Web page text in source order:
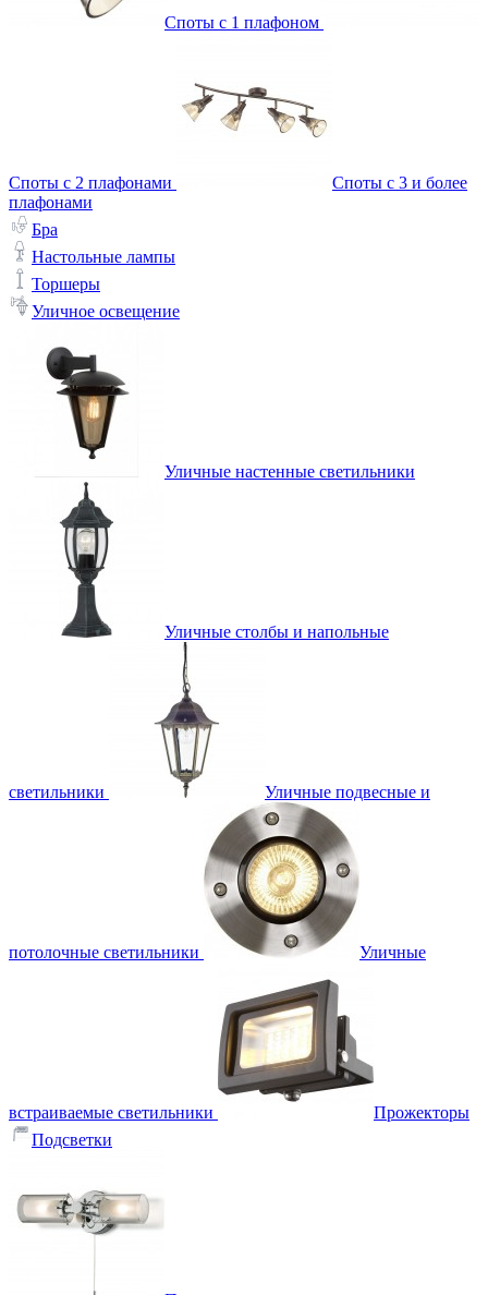
Споты с 1 плафоном
Споты с 2 плафонами
Споты с 3 и более
плафонами
Бра
Настольные лампы
Торшеры
Уличное освещение
Уличные настенные светильники
Уличные столбы и напольные
светильники Уличные подвесные и
потолочные светильники Уличные
встраиваемые светильники
Прожекторы
Подсветки